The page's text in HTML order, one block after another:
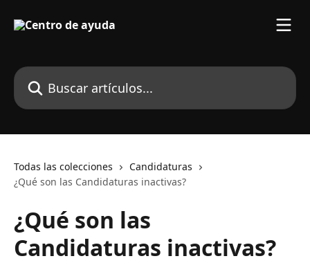
Buscar artículos...
Todas las colecciones
Candidaturas
¿Qué son las Candidaturas inactivas?
¿Qué son las
Candidaturas inactivas?